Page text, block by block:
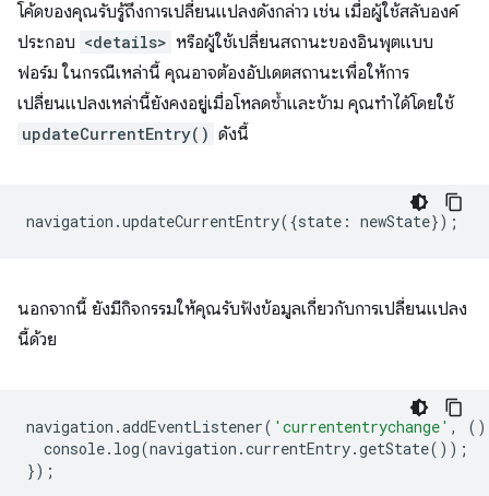
โค้ดของคุณรับรู้ถึงการเปลี่ยนแปลงดังกล่าว เช่น เมื่อผู้ใช้สลับองค์
ประกอบ <details> หรือผู้ใช้เปลี่ยนสถานะของอินพุตแบบ
ฟอร์ม ในกรณีเหล่านี้ คุณอาจต้องอัปเดตสถานะเพื่อให้การ
เปลี่ยนแปลงเหล่านี้ยังคงอยู่เมื่อโหลดซ้ำและข้าม คุณทำได้โดยใช้
updateCurrentEntry() ดังนี้
navigation .updateCurrentEntry({state : newState});
นอกจากนี้ ยังมีกิจกรรมให้คุณรับฟังข้อมูลเกี่ยวกับการเปลี่ยนแปลง
นี้ด้วย
navigation .addEventListener( 'currententrychange' ,
()
console. log(navigation .currentEntry.getState());
});